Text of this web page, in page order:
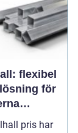
flexibel
för
pris har